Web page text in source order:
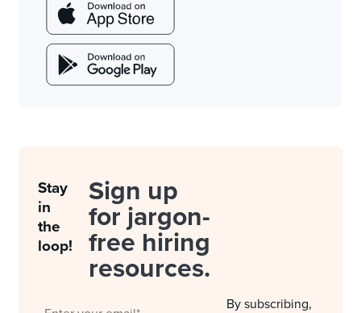
Stay
in
the
loop!
Sign up
for jargon-
free hiring
resources.
By subscribing,